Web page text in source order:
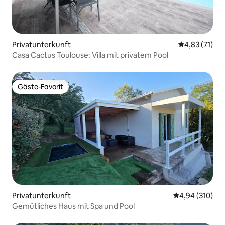
Privatunterkunft
4,83 (71)
Casa Cactus Toulouse: Villa mit privatem Pool
Gäste-Favorit
Gäste-Favorit
Privatunterkunft
4,94 (310)
Gemütliches Haus mit Spa und Pool